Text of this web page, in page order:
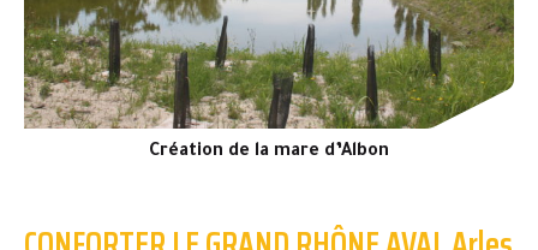
Création de la mare d’Albon